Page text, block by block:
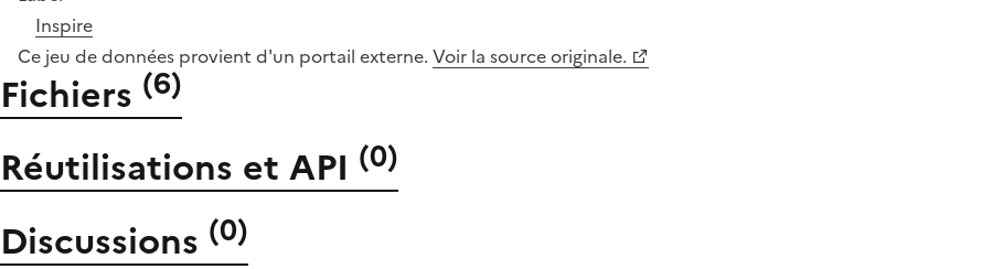
Inspire
Ce jeu de données provient d'un portail externe. Voir la source originale.
Fichiers (6)
Réutilisations et API (0)
Discussions (0)